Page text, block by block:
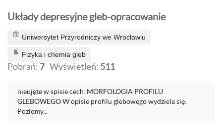
Układy depresyjne gleb-opracowanie
Uniwersytet Przyrodniczy we Wrocławiu
Fizyka i chemia gleb
Pobrań: 7 Wyświetleń: 511
nieujęte w spisie cech. MORFOLOGIA PROFILU
GLEBOWEGO W opisie profilu glebowego wydziela się:
Poziomy...